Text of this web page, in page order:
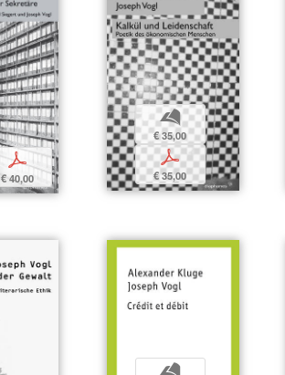
p
€ 40,00
b
€ 35,00
p
€ 35,00